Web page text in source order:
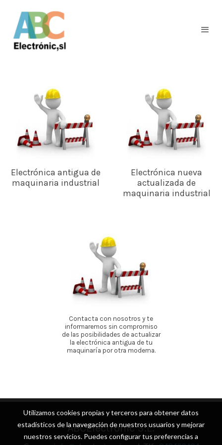
Electrónica antigua de
maquinaria industrial
Electrónica nueva
actualizada de
maquinaria industrial
Contacta con nosotros y te
informaremos sin compromiso
de las posibilidades de actualizar
la electrónica antigua de tu
maquinaría por otra moderna.
ABCElectronic S.L.
Utilizamos cookies propias y terceros para obtener datos
estadísticos de la navegación de nuestros usuarios y mejorar
nuestros servicios. Puedes configurar tus preferencias a